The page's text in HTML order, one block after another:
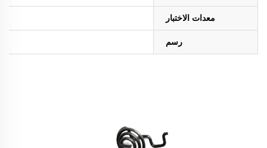
معدات الاختبار
رسم